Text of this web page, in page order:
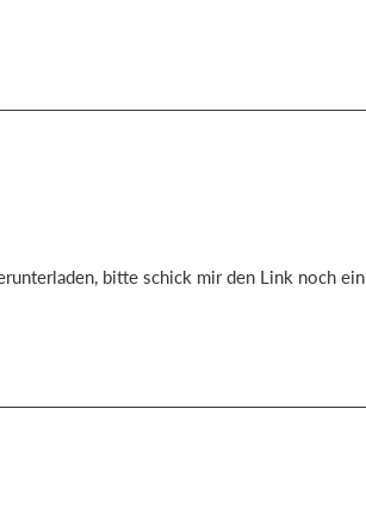
bitte schick mir den Link noch